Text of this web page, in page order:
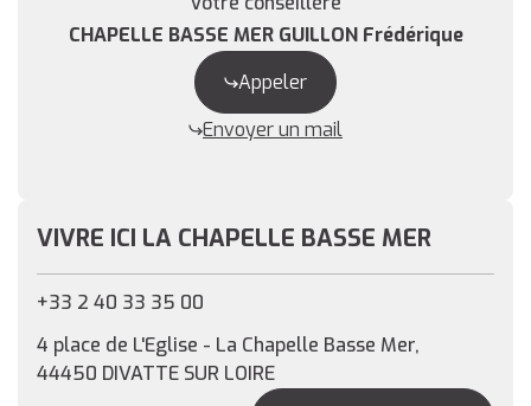
CHAPELLE BASSE MER GUILLON Frédérique
Appeler
Envoyer un mail
VIVRE ICI LA CHAPELLE BASSE MER
+33 2 40 33 35 00
4 place de L'Eglise - La Chapelle Basse Mer,
44450 DIVATTE SUR LOIRE